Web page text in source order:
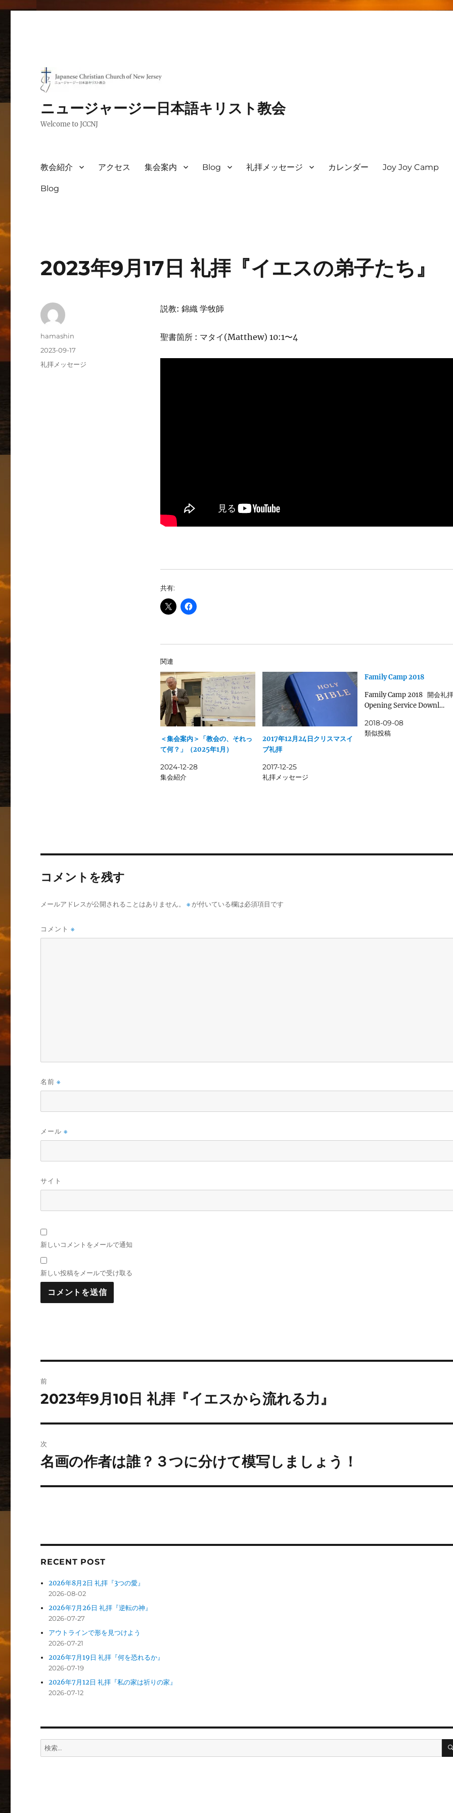
ニュージャージー日本語キリスト教会
Welcome to JCCNJ
教会紹介 アクセス 集会案内 Blog 礼拝メッセージ カレンダー Joy Joy Camp
Blog
2023年9月17日 礼拝『イエスの弟子たち』
説教: 錦織 学牧師
聖書箇所 : マタイ(Matthew) 10:1〜4
共有:
関連
＜集会案内＞「教会の、それっ
て何？」（2025年1月）
2024-12-28
集会紹介
2017年12月24日クリスマスイ
ブ礼拝
2017-12-25
礼拝メッセージ
Family Camp 2018
Family Camp 2018 開会礼拝
Opening Service Downl…
2018-09-08
類似投稿
投
hamashin
投
稿
2023-09-17
カ
礼拝メッセージ
コメントを残す
メールアドレスが公開されることはありません。 ※ が付いている欄は必須項目です
コメント※
名前※
メール※
サイト
新しいコメントをメールで通知
新しい投稿をメールで受け取る
稿
ゲ
ン
前
前
投
稿:
2023年9月10日 礼拝『イエスから流れる力』
次
次
投
名画の作者は誰？３つに分けて模写しましょう！
RECENT POST
2026年8月2日 礼拝『3つの愛』
2026-08-02
2026年7月26日 礼拝『逆転の神』
2026-07-27
アウトラインで形を見つけよう
2026-07-21
2026年7月19日 礼拝『何を恐れるか』
2026-07-19
2026年7月12日 礼拝『私の家は祈りの家』
2026-07-12
検
索: